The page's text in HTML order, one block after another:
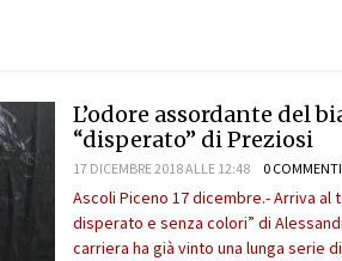
L’odore assordante del
“disperato” di Preziosi
17 DICEMBRE 2018 ALLE 12:48 0 COMMENTI
Ascoli Piceno 17 dicembre.- Arriva al
disperato e senza colori” di
carriera ha già vinto una lunga serie